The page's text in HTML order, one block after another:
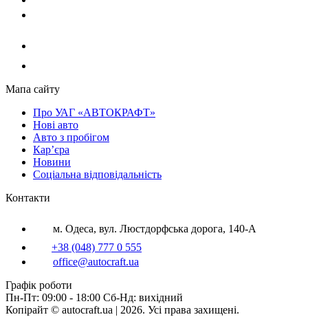
Мапа сайту
Про УАГ «АВТОКРАФТ»
Нові авто
Авто з пробігом
Кар’єра
Новини
Соціальна відповідальність
Контакти
м. Одеса, вул. Люстдорфська дорога, 140-А
+38 (048) 777 0 555
office@autocraft.ua
Графік роботи
Пн-Пт: 09:00 - 18:00 Сб-Нд: вихідний
Копірайт © autocraft.ua | 2026. Усі права захищені.